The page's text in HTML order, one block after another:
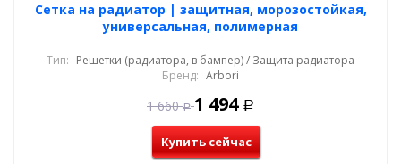
Cетка на радиатор | защитная, морозостойкая,
универсальная, полимерная
Тип: Решетки (радиатора, в бампер) / Защита радиатора
Бренд: Arbori
1 660 Р 1 494 Р
Купить сейчас